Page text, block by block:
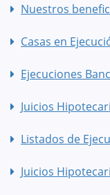
Nuestros
Casas en
Ejecuciones
Juicios
Listados de
Juicios